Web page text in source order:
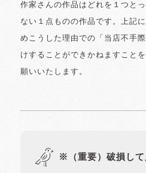
作家さんの作品はどれを１つと
ない１点ものの作品です。上記
めこうした理由での「当店不手
けすることができかねますこと
願いいたします。
※（重要）破損し